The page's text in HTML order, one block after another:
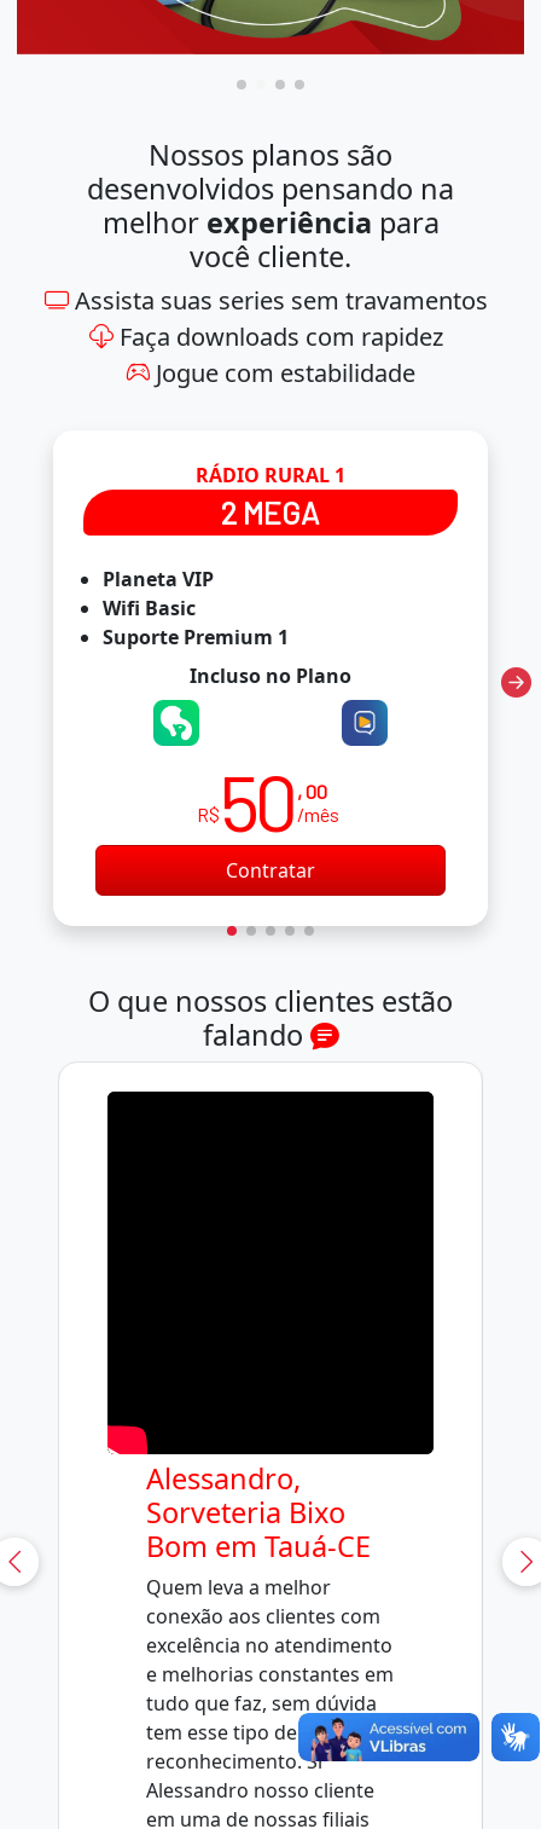
Nossos planos são
desenvolvidos pensando na
melhor experiência para
você cliente.
Assista suas series sem travamentos
Faça downloads com rapidez
Jogue com estabilidade
RÁDIO RURAL 1
2 MEGA
Planeta VIP
Wifi Basic
Suporte Premium 1
Incluso no Plano
R$ 50 , 00
/mês
Contratar
O que nossos clientes estão
falando
Alessandro,
Sorveteria Bixo
Bom em Tauá-CE
Quem leva a melhor
conexão aos clientes com
excelência no atendimento
e melhorias constantes em
tudo que faz, sem dúvida
tem esse tipo de
reconhecimento. Sr
Alessandro nosso cliente
em uma de nossas filiais